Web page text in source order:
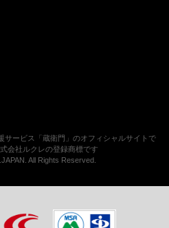
サービス「蔵衛門」のオフィシャルサイトで
会社ルクレの登録商標です
All Rights Reserved.